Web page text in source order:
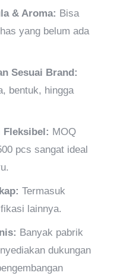
& Aroma: Bisa
yang belum ada
Sesuai Brand:
bentuk, hingga
Fleksibel: MOQ
pcs sangat ideal
Termasuk
lainnya.
Banyak pabrik
dukungan